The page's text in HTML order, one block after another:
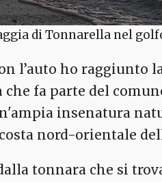
di Tonnarella nel
l’auto ho raggiunto
che fa parte del
insenatura
nord-orientale
tonnara che si